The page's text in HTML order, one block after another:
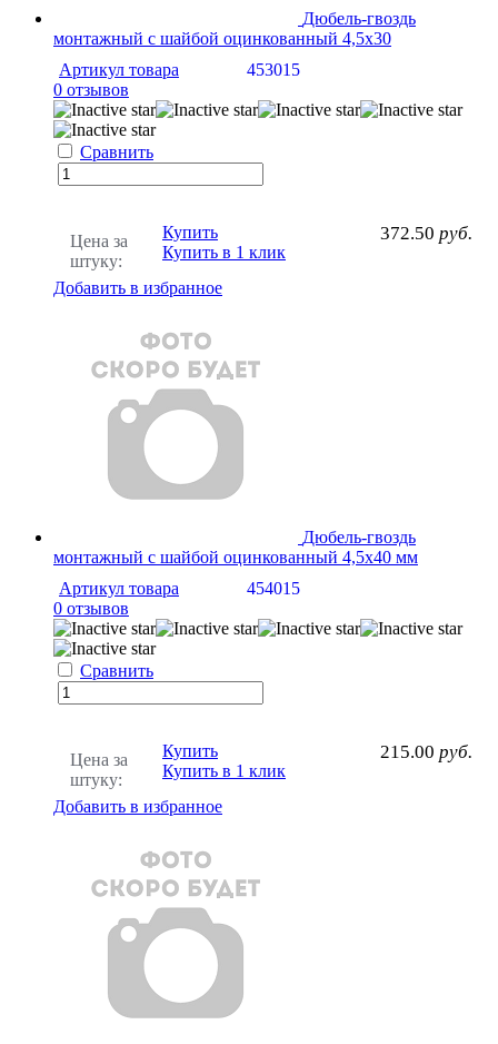
Дюбель-гвоздь
монтажный с шайбой оцинкованный 4,5х30
Артикул товара
453015
0 отзывов
Сравнить
Цена за
штуку:
372.50 руб.
Купить
Купить в 1 клик
Добавить в избранное
Дюбель-гвоздь
монтажный с шайбой оцинкованный 4,5х40 мм
Артикул товара
454015
0 отзывов
Сравнить
Цена за
штуку:
215.00 руб.
Купить
Купить в 1 клик
Добавить в избранное